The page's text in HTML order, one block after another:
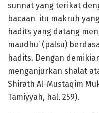
sunnat yang terikat
bacaan itu makruh
hadits yang datang
maudhu’ (palsu)
hadits. Dengan
menganjurkan shalat
Shirath Al-Mustaqim
Tamiyyah, hal. 259).